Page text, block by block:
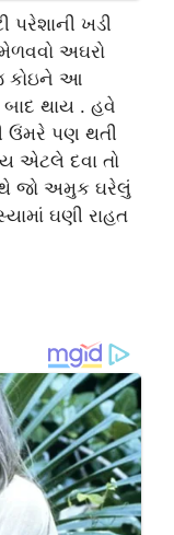
પરેશાની ખડી
અઘરો
કોઇને આ
થાય . હવે
ઉંમરે પણ થતી
એટલે દવા તો
જો અમુક ઘરેલું
ઘણી રાહત